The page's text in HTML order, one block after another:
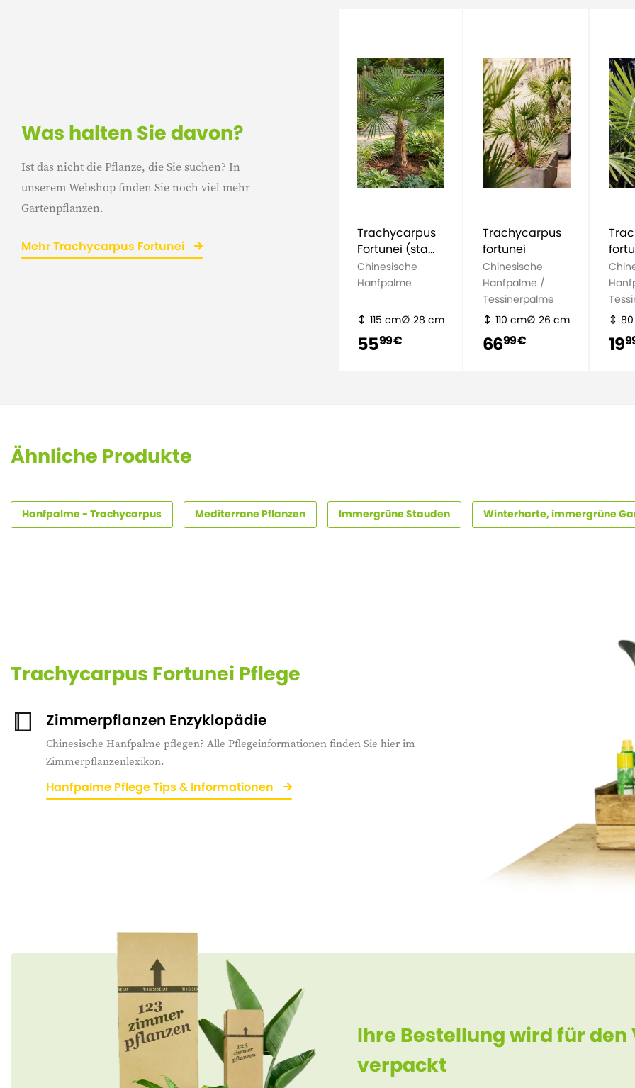
Was halten Sie davon?
Ist das nicht die Pflanze, die Sie suchen? In
unserem Webshop finden Sie noch viel mehr
Gartenpflanzen.
Mehr Trachycarpus Fortunei
Trachycarpus
Fortunei (stam
15-20)
Chinesische
Hanfpalme
115 cm 28 cm
5599 €
Trachycarpus
fortunei
Chinesische
Hanfpalme /
Tessinerpalme
110 cm
26 cm
6699 € 19
Ähnliche Produkte
Hanfpalme - Trachycarpus Mediterrane Pflanzen Immergrüne Stauden Winterharte, immergrüne
Trachycarpus Fortunei Pflege
Zimmerpflanzen Enzyklopädie
Chinesische Hanfpalme pflegen? Alle Pflegeinformationen finden Sie hier im
Zimmerpflanzenlexikon.
Hanfpalme Pflege Tips & Informationen
Ihre Bestellung wird für
verpackt